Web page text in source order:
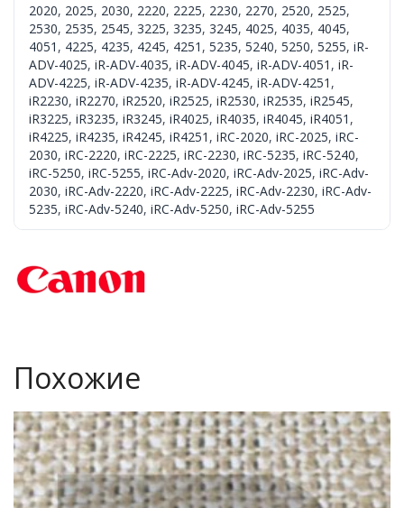
2020, 2025, 2030, 2220, 2225, 2230, 2270, 2520, 2525,
2530, 2535, 2545, 3225, 3235, 3245, 4025, 4035, 4045,
4051 , 4225, 4235, 4245, 4251 , 5235, 5240, 5250, 5255, iR-
ADV-4025, iR-ADV-4035, iR-ADV-4045, iR-ADV-4051 , iR-
ADV-4225, iR-ADV-4235, iR-ADV-4245, iR-ADV-4251 ,
iR2230, iR2270, iR2520, iR2525, iR2530, iR2535, iR2545,
iR3225, iR3235, iR3245, iR4025, iR4035, iR4045, iR4051 ,
iR4225, iR4235, iR4245, iR4251 , iRC-2020, iRC-2025, iRC-
2030, iRC-2220, iRC-2225, iRC-2230, iRC-5235, iRC-5240,
iRC-5250, iRC-5255, iRC-Adv-2020, iRC-Adv-2025, iRC-Adv-
2030, iRC-Adv-2220, iRC-Adv-2225, iRC-Adv-2230, iRC-Adv-
5235, iRC-Adv-5240, iRC-Adv-5250, iRC-Adv-5255
Похожие